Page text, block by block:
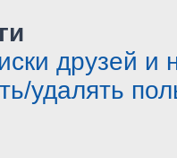
друзей и
удалять